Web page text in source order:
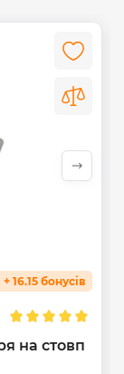
+ 16.15 бонусів
на стовп